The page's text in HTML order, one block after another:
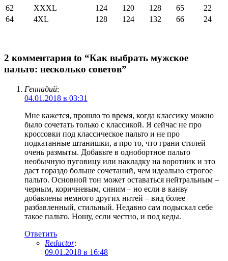
62
XXXL 124 120 128 65
22
64
4XL 128 124 132 66 24
2 комментария to “Как выбрать мужское
пальто: несколько советов”
Геннадий:
04.01.2018 в 03:31
Мне кажется, прошло то время, когда классику можно
было сочетать только с классикой. Я сейчас не про
кроссовки под классическое пальто и не про
подкатанные штанишки, а про то, что грани стилей
очень размыты. Добавьте в однобортное пальто
необычную пуговицу или накладку на воротник и это
даст гораздо больше сочетаний, чем идеально строгое
пальто. Основной тон может оставаться нейтральным –
черным, коричневым, синим – но если в канву
добавлены немного других нитей – вид более
разбавленный, стильный. Недавно сам подыскал себе
такое пальто. Ношу, если честно, и под кеды.
Ответить
Redactor:
09.01.2018 в 16:48